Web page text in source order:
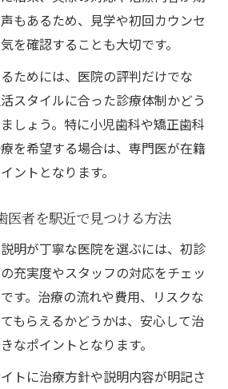
もあるため、見学や初回カウンセ
を確認することも大切です。
ためには、医院の評判だけでな
スタイルに合った診療体制かどう
しょう。特に小児歯科や矯正歯科
を希望する場合は、専門医が在籍
ントとなります。
医者を駅近で見つける方法
明が丁寧な医院を選ぶには、初診
充実度やスタッフの対応をチェッ
す。治療の流れや費用、リスクな
もらえるかどうかは、安心して治
なポイントとなります。
トに治療方針や説明内容が明記さ